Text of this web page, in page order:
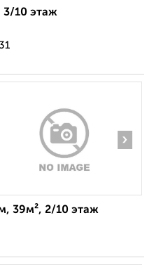
3/10 этаж
›
39м², 2/10 этаж